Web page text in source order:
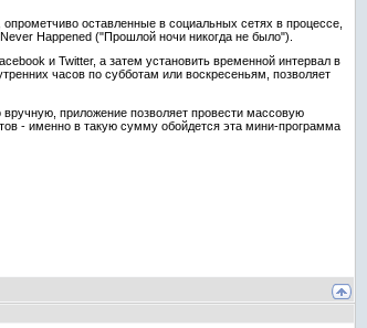
оставленные в социальных сетях в процессе,
Happened ("Прошлой ночи никогда не было").
и Twitter, а затем установить временной интервал в
часов по субботам или воскресеньям, позволяет
вручную, приложение позволяет провести массовую
- именно в такую сумму обойдется эта мини-программа